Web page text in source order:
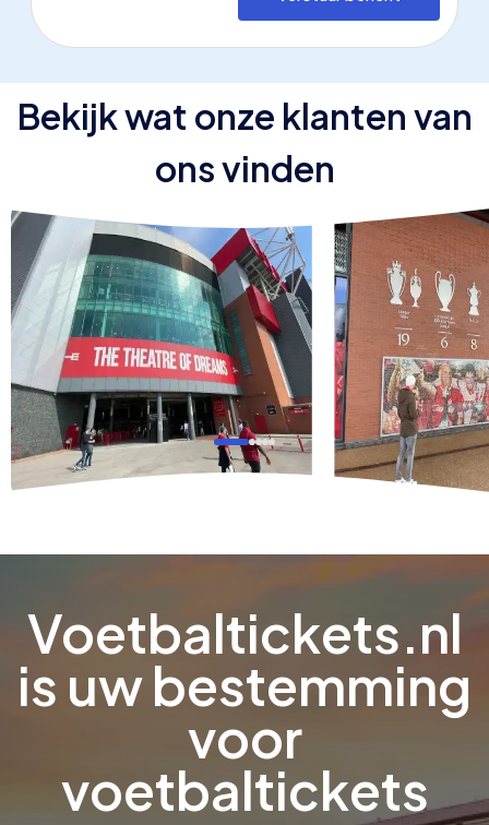
Bekijk wat onze klanten van
ons vinden
Voetbaltickets.nl
is uw bestemming
voor
voetbaltickets